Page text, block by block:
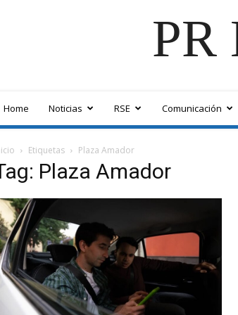
PR
Home Noticias RSE Comunicación
Etiquetas Plaza Amador
Plaza Amador